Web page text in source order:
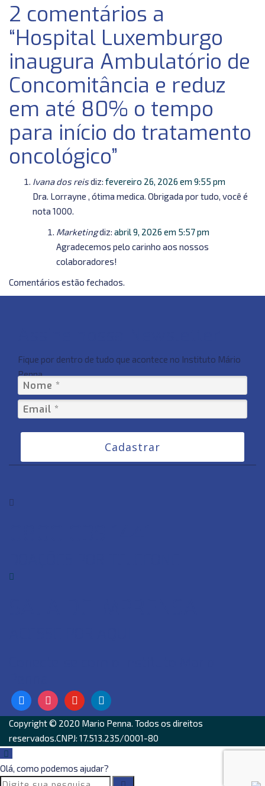
2 comentários a
“Hospital Luxemburgo
inaugura Ambulatório de
Concomitância e reduz
em até 80% o tempo
para início do tratamento
oncológico”
Ivana dos reisdiz: fevereiro 26, 2026 em 9:55 pm
Dra. Lorrayne , ótima medica. Obrigada por tudo, você é
nota 1000.
Marketingdiz: abril 9, 2026 em 5:57 pm
Agradecemos pelo carinho aos nossos
colaboradores!
Comentários estão fechados.
Fique por dentro de tudo que acontece no Instituto Mário
Penna
Cadastrar
facebookinstagramyoutubelinkedin
Copyright © 2020 Mario Penna. Todos os direitos
reservados.CNPJ: 17.513.235/0001-80
Olá, como podemos ajudar?